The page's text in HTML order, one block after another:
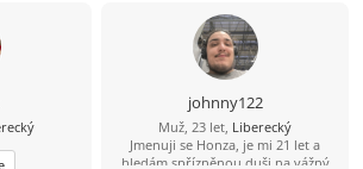
johnny122
Muž, 23 let, Liberecký
Jmenuji se Honza, je mi 21 let a
hledám spřízněnou duši na vážný